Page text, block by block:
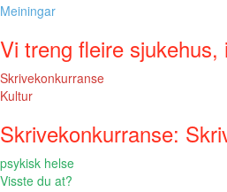
Meiningar
Vi treng fleire sjukehus,
Skrivekonkurranse
Kultur
Skrivekonkurranse:
psykisk helse
Visste du at?